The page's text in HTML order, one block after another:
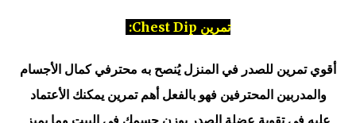
تمرين Chest Dip:
أقوي تمرين للصدر في المنزل يُنصح به محترفي كمال الأجسام
والمدربين المحترفين فهو بالفعل أهم تمرين يمكنك الأعتماد